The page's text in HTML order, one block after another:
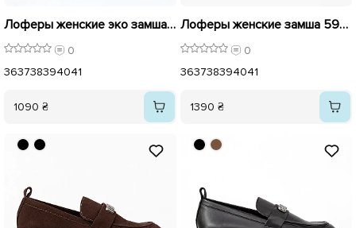
Лоферы женские эко замша 595932 Коричневый
0
363738394041
1090 ₴
Лоферы женские замша 595935 Черные
0
363738394041
1390 ₴